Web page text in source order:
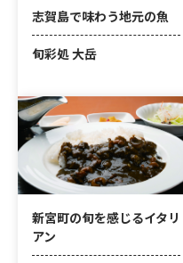
志賀島で味わう地元の魚
旬彩処 大岳
新宮町の旬を感じるイタリ
アン